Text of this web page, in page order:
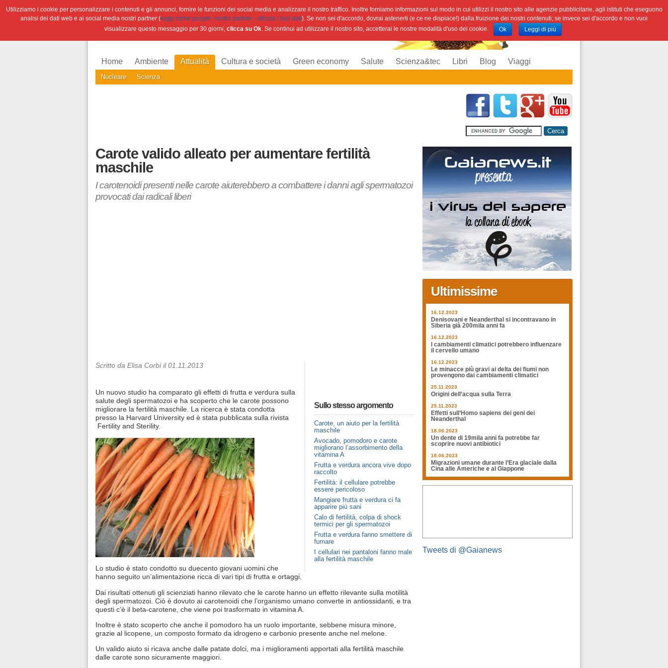
Home Ambiente Attualità
Nucleare Scienza
Cultura e società Green economy Salute Scienza&tec Libri Blog Viaggi
Carote valido alleato per aumentare fertilità
maschile
I carotenoidi presenti nelle carote aiuterebbero a combattere i danni agli spermatozoi
provocati dai radicali liberi
Sullo stesso argomento
Carote, un aiuto per la fertilità
maschile
Avocado, pomodoro e carote
migliorano l’assorbimento della
vitamina A
Frutta e verdura ancora vive dopo
raccolto
Fertilità: il cellulare potrebbe
essere pericoloso
Mangiare frutta e verdura ci fa
apparire più sani
Calo di fertilità, colpa di shock
termici per gli spermatozoi
Frutta e verdura fanno smettere di
fumare
I cellulari nei pantaloni fanno male
alla fertilità maschile
Scritto da Elisa Corbi il 01.11.2013
Un nuovo studio ha comparato gli effetti di frutta e verdura sulla
salute degli spermatozoi e ha scoperto che le carote possono
migliorare la fertilità maschile. La ricerca è stata condotta
presso la Harvard University ed è stata pubblicata sulla rivista
Fertility and Sterility.
Lo studio è stato condotto su duecento giovani uomini che
hanno seguito un’alimentazione ricca di vari tipi di frutta e ortaggi.
Dai risultati ottenuti gli scienziati hanno rilevato che le carote hanno un effetto rilevante sulla motilità
degli spermatozoi. Ciò è dovuto ai carotenoidi che l’organismo umano converte in antiossidanti, e tra
questi c’è il beta-carotene, che viene poi trasformato in vitamina A.
Inoltre è stato scoperto che anche il pomodoro ha un ruolo importante, sebbene misura minore,
grazie al licopene, un composto formato da idrogeno e carbonio presente anche nel melone.
Un valido aiuto si ricava anche dalle patate dolci, ma i miglioramenti apportati alla fertilità maschile
dalle carote sono sicuramente maggiori.
Ultimissime
16.12.2023
Denisovani e Neanderthal si incontravano in
Siberia già 200mila anni fa
16.12.2023
I cambiamenti climatici potrebbero influenzare
il cervello umano
16.12.2023
Le minacce più gravi ai delta dei fiumi non
provengono dai cambiamenti climatici
25.11.2023
Origini dell’acqua sulla Terra
25.11.2023
Effetti sull’Homo sapiens dei geni dei
Neanderthal
18.06.2023
Un dente di 19mila anni fa potrebbe far
scoprire nuovi antibiotici
18.06.2023
Migrazioni umane durante l’Era glaciale dalla
Cina alle Americhe e al Giappone
Tweets di @Gaianews
Utilizziamo i cookie per personalizzare i contenuti e gli annunci, fornire le funzioni dei social media e analizzare il nostro traffico. Inoltre forniamo informazioni sul modo in cui utilizzi il nostro sito alle agenzie pubblicitarie, agli istituti che eseguono
analisi dei dati web e ai social media nostri partner ( leggi come google -nostro partner - utilizza i tuoi dati). Se non sei d'accordo, dovrai astenerti (e ce ne dispiace!) dalla fruizione dei nostri contenuti; se invece sei d'accordo e non vuoi
visualizzare questo messaggio per 30 giorni,clicca su Ok. Se continui ad utilizzare il nostro sito, accetterai le nostre modalità d'uso dei cookie. Ok Leggi di più